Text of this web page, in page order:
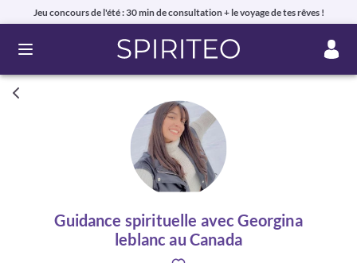
Jeu concours de l'été : 30 min de consultation + le voyage de tes rêves !
Ouvrir le menu
Guidance spirituelle avec Georgina
leblanc au Canada